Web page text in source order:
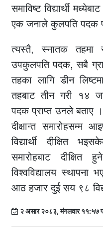
समाविष्ट विद्यार्थी
एक जनाले कुलपति पदक
त्यस्तै, स्नातक तहमा
उपकुलपति पदक, सबै
तहका लागि डीन
तहबाट तीन गरी १४
पदक प्राप्त उनले बताए
दीक्षान्त समारोहसम्म
विद्यार्थी दीक्षित
समारोहबाट दीक्षित
विश्वविद्यालय स्थापना
आठ हजार दुई सय ९८
२ असार २०८३, मंगलवार ११:५७